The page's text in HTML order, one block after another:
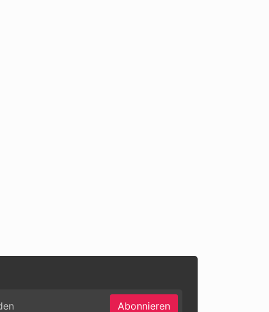
Abonnieren